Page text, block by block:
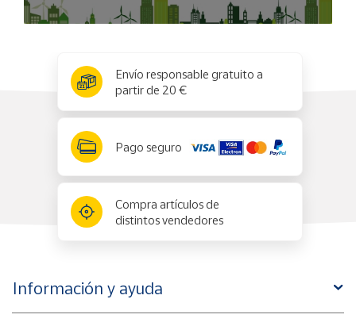
Envío responsable gratuito a
partir de 20 €
Pago seguro
Compra artículos de
distintos vendedores
Información y ayuda